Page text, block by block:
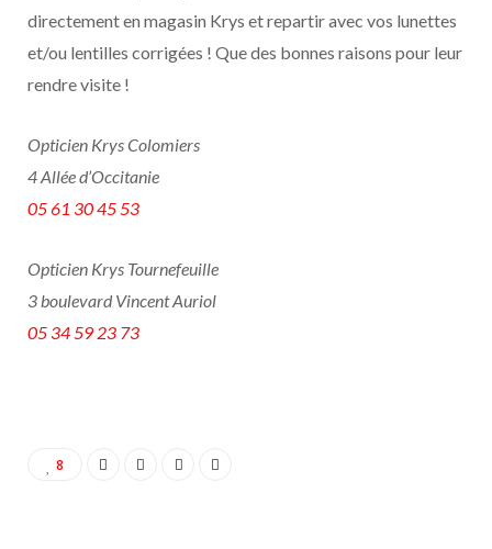
directement en magasin Krys et repartir avec vos lunettes
et/ou lentilles corrigées ! Que des bonnes raisons pour leur
rendre visite !
Opticien Krys Colomiers
4 Allée d’Occitanie
05 61 30 45 53
Opticien Krys Tournefeuille
3 boulevard Vincent Auriol
05 34 59 23 73
8